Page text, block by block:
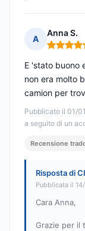
A
Anna S.
Nota: 5
Pubblicato il 01/
a seguito di un
E 'stato buono
non era molto
camion per
Recensione
Risposta di
Pubblicata il
Cara Anna,
Grazie per il